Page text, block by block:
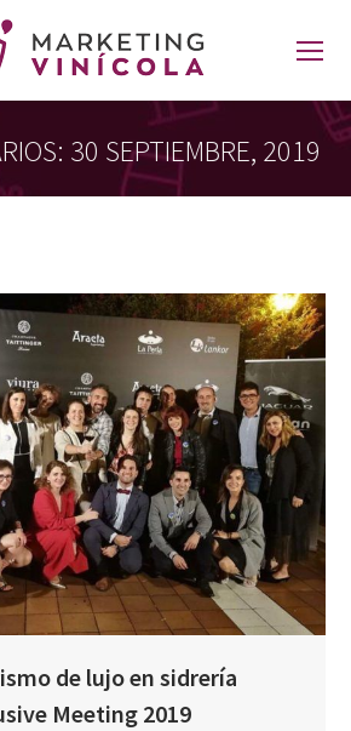
30 SEPTIEMBRE, 2019
Estás aquí:
de lujo en sidrería
Meeting 2019